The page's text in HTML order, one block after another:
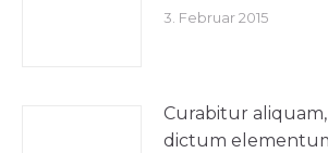
3. Februar 2015
Curabitur
dictum